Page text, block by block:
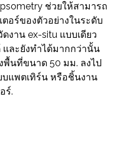
ช่วยให้สามารถ
อร์ของตัวอย่างในระดับ
งาน ex-situ แบบเดียว
และยังทำได้มากกว่านั้น
พื้นที่ขนาด 50 มม. ลงไป
บแพตเทิร์น หรือชิ้นงาน
ร์.